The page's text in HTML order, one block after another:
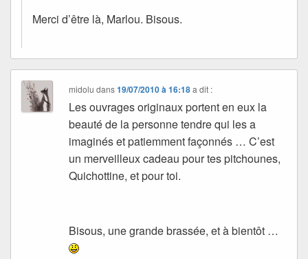
Merci d’être là, Marlou. Bisous.
midolu dans19/07/2010 à 16:18 a dit :
Les ouvrages originaux portent en eux la
beauté de la personne tendre qui les a
imaginés et patiemment façonnés … C’est
un merveilleux cadeau pour tes pitchounes,
Quichottine, et pour toi.
Bisous, une grande brassée, et à bientôt …